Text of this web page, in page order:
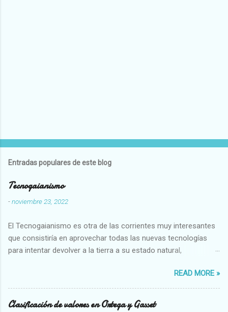
Entradas populares de este blog
Tecnogaianismo
-noviembre 23, 2022
El Tecnogaianismo es otra de las corrientes muy interesantes
que consistiría en aprovechar todas las nuevas tecnologías
para intentar devolver a la tierra a su estado natural,
READ MORE »
Clasificación de valores en Ortega y Gasset